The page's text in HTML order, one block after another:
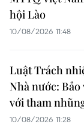
hội Lào
10/08/2026 11:48
Luật Trách
Nhà nước:
với tham
10/08/2026 11:28